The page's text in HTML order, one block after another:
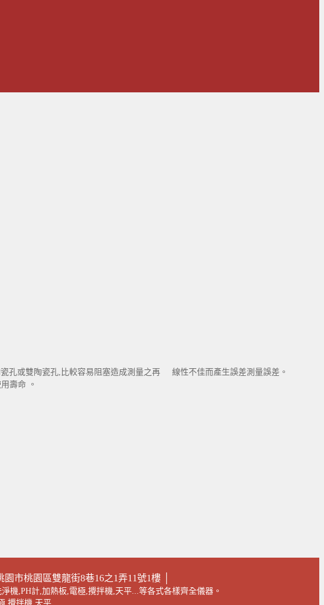
孔或雙陶瓷孔,比較容易阻塞造成測量之再 線性不佳而產生誤差測量誤差。
壽命 。
園市桃園區雙龍街8巷16之1弄11號1樓 │
機,PH計,加熱板,電極,攪拌機,天平...等各式各樣齊全儀器。
,攪拌機,天平